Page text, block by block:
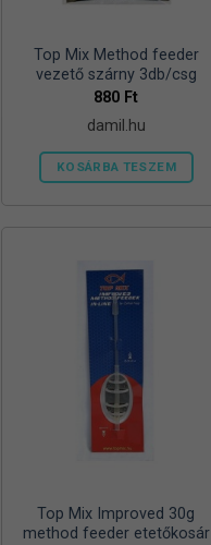
Top Mix Method feeder
vezető szárny 3db/csg
880 Ft
damil.hu
KOSÁRBA TESZEM
Top Mix Improved 30g
method feeder etetőkosár